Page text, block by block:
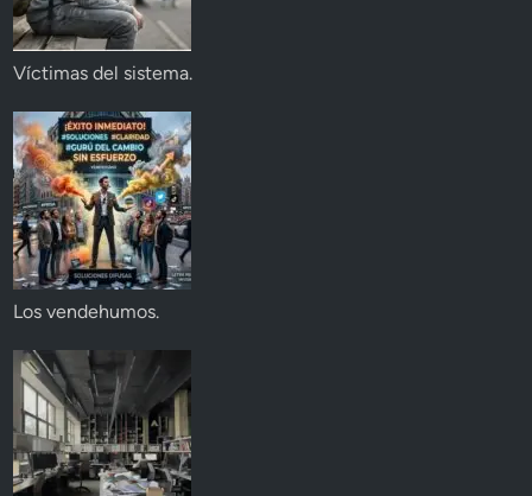
Víctimas del sistema.
Los vendehumos.